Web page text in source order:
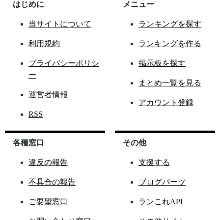
はじめに
当サイトについて
利用規約
プライバシーポリシ
ー
運営者情報
RSS
メニュー
ランキングを探す
ランキングを作る
掲示板を探す
まとめ一覧を見る
アカウント登録
各種窓口
違反の報告
不具合の報告
ご要望窓口
その他
支援する
ブログパーツ
ランこれAPI